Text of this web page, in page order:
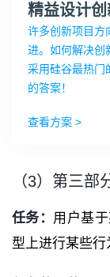
精益设计
许多创新项目方
进。如何解决创
采用硅谷最热门
的答案！
查看方案 >
（3）第三部
任务： 用户基
型上进行某些行